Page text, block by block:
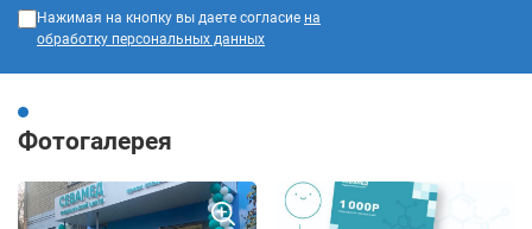
Нажимая на кнопку вы даете согласие на
обработку персональных данных
Фотогалерея